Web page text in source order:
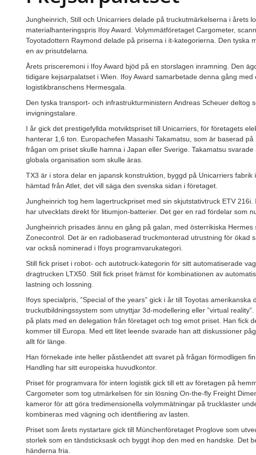
Jungheinrich, Still och Unicarriers delade på truckutmärkelserna i årets
materialhanteringspris Ifoy Award. Volymmätföretaget Cargometer,
Toyotadottern Raymond delade på priserna i it-kategorierna. Den tyska
en av prisutdelarna.
Årets prisceremoni i Ifoy Award bjöd på en storslagen inramning. Den
tidigare kejsarpalatset i Wien. Ifoy Award samarbetade denna gång med
logistikbranschens Hermesgala.
Den tyska transport- och infrastrukturministern Andreas Scheuer deltog
invigningstalare.
I år gick det prestigefyllda motviktspriset till Unicarriers, för företagets
hanterar 1,6 ton. Europachefen Masashi Takamatsu, som är baserad
frågan om priset skulle hamna i Japan eller Sverige. Takamatsu
globala organisation som skulle äras.
TX3 är i stora delar en japansk konstruktion, byggd på Unicarriers fabrik
hämtad från Atlet, det vill säga den svenska sidan i företaget.
Jungheinrich tog hem lagertruckpriset med sin skjutstativtruck ETV
har utvecklats direkt för litiumjon-batterier. Det ger en rad fördelar som
Jungheinrich prisades ännu en gång på galan, med österrikiska Hermes
Zonecontrol. Det är en radiobaserad truckmonterad utrustning för ökad
var också nominerad i Ifoys programvarukategori.
Still fick priset i robot- och autotruck-kategorin för sitt automatiserade
dragtrucken LTX50. Still fick priset främst för kombinationen av
lastning och lossning.
Ifoys specialpris, ”Special of the years” gick i år till Toyotas
truckutbildningssystem som utnyttjar 3d-modellering eller ”virtual
på plats med en delegation från företaget och tog emot priset. Han fick
kommer till Europa. Med ett litet leende svarade han att diskussioner
allt för länge.
Han förnekade inte heller påståendet att svaret på frågan förmodligen
Handling har sitt europeiska huvudkontor.
Priset för programvara för intern logistik gick till ett av företagen på
Cargometer som tog utmärkelsen för sin lösning On-the-fly Freight
kameror för att göra tredimensionella volymmätningar på trucklaster
kombineras med vägning och identifiering av lasten.
Priset som årets nystartare gick till Münchenföretaget Proglove som
storlek som en tändsticksask och byggt ihop den med en handske. Det
händerna fria.